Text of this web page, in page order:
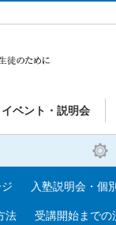
イベント・説明会
入塾説明会・個
法 受講開始までの